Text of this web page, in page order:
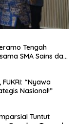
Tengah
SMA Sains dan
“Nyawa
Nasional!”
Tuntut